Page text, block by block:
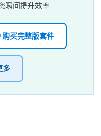
瞬间提升效率
购买完整版套件
多